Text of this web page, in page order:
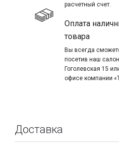
расчетный счет.
Оплата
товара
Вы всегда
посетив наш салон
Гоголевская 15
офисе компании
Доставка